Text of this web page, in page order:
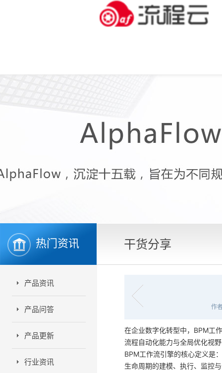
热门资讯 干货分享
产品资讯
产品问答
产品更新
行业资讯
作
在企业数字化转型中，BPM工
流程自动化能力与全局优化视
BPM工作流引擎的核心定义是
生命周期的建模、执行、监控